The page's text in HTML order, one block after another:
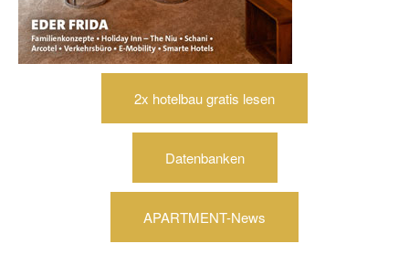
2x hotelbau gratis lesen
Datenbanken
APARTMENT-News